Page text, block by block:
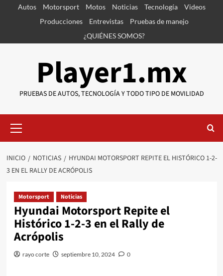
SaltarAutos Motorsport Motos Noticias Tecnología
Videos
Producciones
Entrevistas
Pruebas de manejo
¿QUIÉNES SOMOS?
Player1.mx
PRUEBAS DE AUTOS, TECNOLOGÍA Y TODO TIPO DE MOVILIDAD
primario
INICIO NOTICIAS
HYUNDAI MOTORSPORT REPITE EL HISTÓRICO 1-2-
3 EN EL RALLY DE ACRÓPOLIS
Motorsport Noticias
Hyundai Motorsport Repite el
Histórico 1-2-3 en el Rally de
Acrópolis
rayo corte septiembre 10, 2024 0